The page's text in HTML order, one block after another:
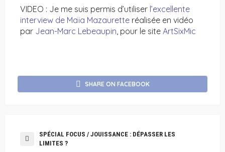
VIDEO : Je me suis permis d’utiliser l’excellente
interview de Maïa Mazaurette réalisée en vidéo
par Jean-Marc Lebeaupin, pour le site ArtSixMic
SHARE ON FACEBOOK
SPÉCIAL FOCUS / JOUISSANCE : DÉPASSER LES
LIMITES ?